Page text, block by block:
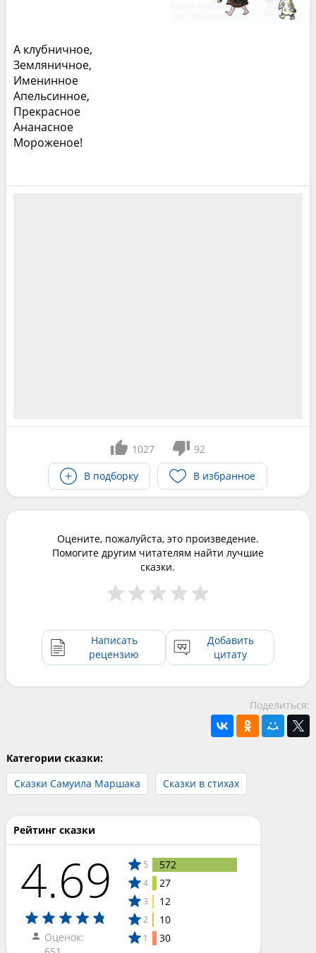
А клубничное,
Земляничное,
Именинное
Апельсинное,
Прекрасное
Ананасное
Мороженое!
1027
92
В подборку
В избранное
Оцените, пожалуйста, это произведение.
Помогите другим читателям найти лучшие
сказки.
Написать
рецензию
Добавить
цитату
Поделиться:
Категории сказки:
Сказки Самуила Маршака
Сказки в стихах
Рейтинг сказки
4.69
Оценок:
5 572
4 27
3 12
2 10
1 30